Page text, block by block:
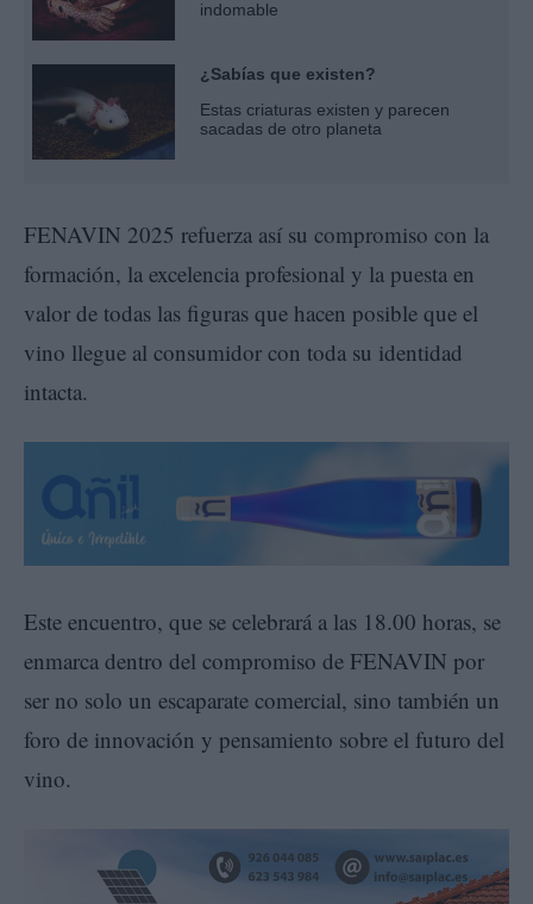
indomable
¿Sabías que existen?
Estas criaturas existen y parecen
sacadas de otro planeta
FENAVIN 2025 refuerza así su compromiso con la
formación, la excelencia profesional y la puesta en
valor de todas las figuras que hacen posible que el
vino llegue al consumidor con toda su identidad
intacta.
Este encuentro, que se celebrará a las 18.00 horas, se
enmarca dentro del compromiso de FENAVIN por
ser no solo un escaparate comercial, sino también un
foro de innovación y pensamiento sobre el futuro del
vino.